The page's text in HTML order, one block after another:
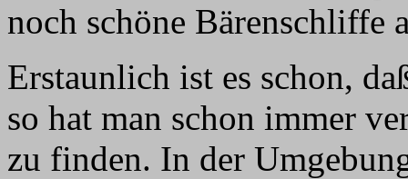
noch schöne Bärenschliffe
Erstaunlich ist es schon,
so hat man schon immer
zu finden. In der